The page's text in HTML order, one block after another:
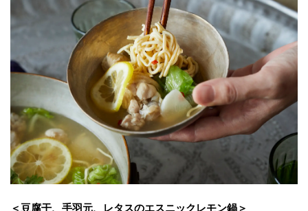
＜豆腐干、手羽元、レタスのエスニックレモン鍋＞